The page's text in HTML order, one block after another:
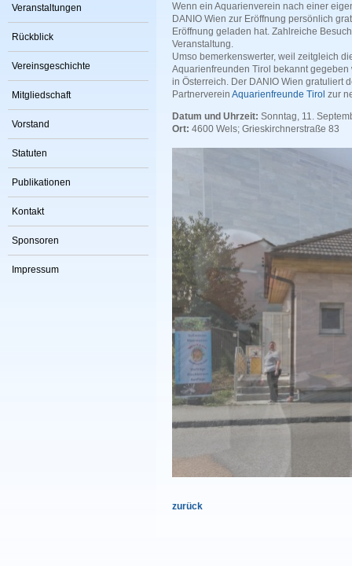
Veranstaltungen
Rückblick
Vereinsgeschichte
Mitgliedschaft
Vorstand
Statuten
Publikationen
Kontakt
Sponsoren
Impressum
Wenn ein Aquarienverein nach einer
DANIO Wien zur Eröffnung persönlich
Eröffnung geladen hat. Zahlreiche
Veranstaltung.
Umso bemerkenswerter, weil zeitgleich
Aquarienfreunden Tirol bekannt
in Österreich. Der DANIO Wien gratuliert
Partnerverein Aquarienfreunde Tirol zur
Datum und Uhrzeit: Sonntag, 11.
Ort: 4600 Wels; Grieskirchnerstraße 83
zurück